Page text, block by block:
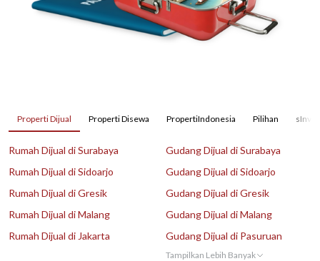
Properti Dijual Properti Disewa PropertiIndonesia Pilihan
Rumah Dijual di Surabaya
Rumah Dijual di Sidoarjo
Rumah Dijual di Gresik
Rumah Dijual di Malang
Rumah Dijual di Jakarta
Gudang Dijual di Surabaya
Gudang Dijual di Sidoarjo
Gudang Dijual di Gresik
Gudang Dijual di Malang
Gudang Dijual di Pasuruan
Tampilkan Lebih Banyak